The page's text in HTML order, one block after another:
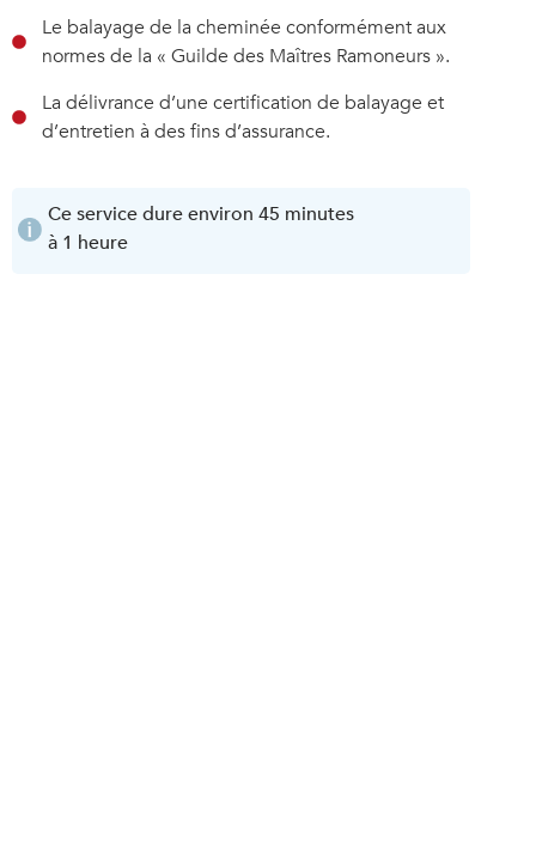
Le balayage de la cheminée conformément aux
normes de la « Guilde des Maîtres Ramoneurs ».
La délivrance d’une certification de balayage et
d’entretien à des fins d’assurance.
Ce service dure environ 45 minutes
à 1 heure